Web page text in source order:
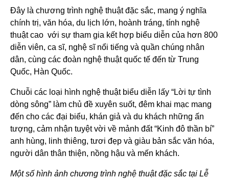
Đây là chương trình nghệ thuật đặc sắc, mang ý nghĩa
chính trị, văn hóa, du lịch lớn, hoành tráng, tính nghệ
thuật cao với sự tham gia kết hợp biểu diễn của hơn 800
diễn viên, ca sĩ, nghệ sĩ nổi tiếng và quần chúng nhân
dân, cùng các đoàn nghệ thuật quốc tế đến từ Trung
Quốc, Hàn Quốc.
Chuỗi các loại hình nghệ thuật biểu diễn lấy “Lời tự tình
dòng sông” làm chủ đề xuyên suốt, đêm khai mạc mang
đến cho các đại biểu, khán giả và du khách những ấn
tượng, cảm nhận tuyệt vời về mảnh đất “Kinh đô thần bí”
anh hùng, linh thiêng, tươi đẹp và giàu bản sắc văn hóa,
người dân thân thiện, nồng hậu và mến khách.
Một số hình ảnh chương trình nghệ thuật đặc sắc tại Lễ